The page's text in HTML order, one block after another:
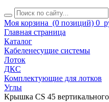
Моя корзина (0 позиций) 0
Главная страница
Каталог
Кабеленесущие системы
Лоток
ДКС
Комплектующие для лотков
Углы
Крышка CS 45